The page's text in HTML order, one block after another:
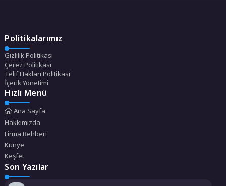
Politikalarımız
Gizlilik Politikası
Çerez Politikası
Telif Hakları Politikası
İçerik Yönetimi
Hızlı Menü
Ana Sayfa
Hakkımızda
Firma Rehberi
Künye
Keşfet
Son Yazılar